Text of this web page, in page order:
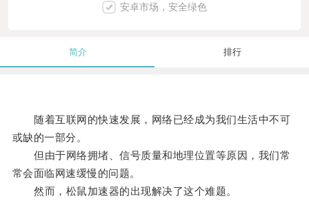
安卓市场，安全绿色
简介 排行
随着互联网的快速发展，网络已经成为我们生活中不可
或缺的一部分。
但由于网络拥堵、信号质量和地理位置等原因，我们常
常会面临网速缓慢的问题。
然而，松鼠加速器的出现解决了这个难题。